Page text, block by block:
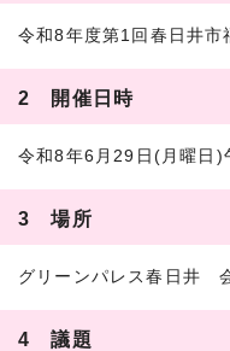
令和8年度第1回春日井市
2 開催日時
令和8年6月29日(月曜日)
3 場所
グリーンパレス春日井
4 議題